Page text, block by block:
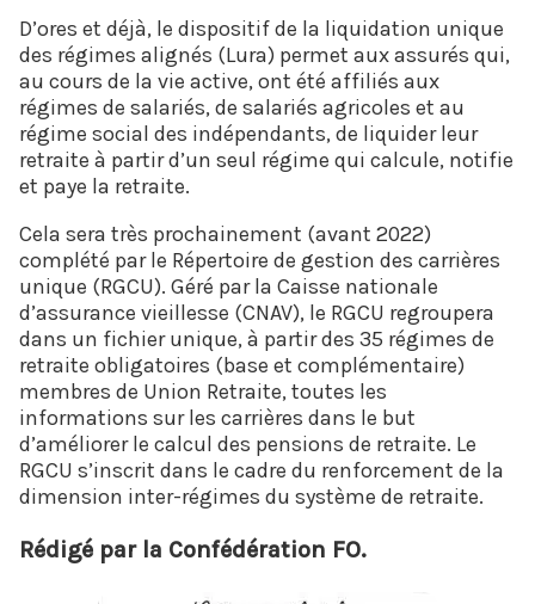
D’ores et déjà, le dispositif de la liquidation unique
des régimes alignés (Lura) permet aux assurés qui,
au cours de la vie active, ont été affiliés aux
régimes de salariés, de salariés agricoles et au
régime social des indépendants, de liquider leur
retraite à partir d’un seul régime qui calcule, notifie
et paye la retraite.
Cela sera très prochainement (avant 2022)
complété par le Répertoire de gestion des carrières
unique (RGCU). Géré par la Caisse nationale
d’assurance vieillesse (CNAV), le RGCU regroupera
dans un fichier unique, à partir des 35 régimes de
retraite obligatoires (base et complémentaire)
membres de Union Retraite, toutes les
informations sur les carrières dans le but
d’améliorer le calcul des pensions de retraite. Le
RGCU s’inscrit dans le cadre du renforcement de la
dimension inter-régimes du système de retraite.
Rédigé par la Confédération FO.